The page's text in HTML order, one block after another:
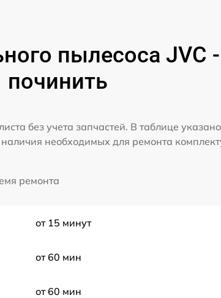
пылесоса JVC
починить
без учета запчастей. В таблице
наличия необходимых для ремонта
ремонта
от 15 минут
от 60 мин
от 60 мин